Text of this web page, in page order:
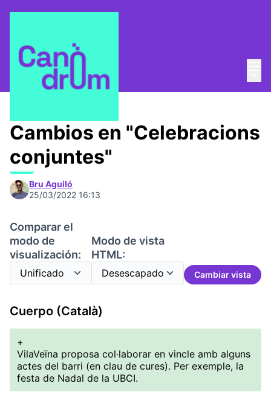
Mesa Comunitaria
💡 Repensemos la Mesa Comunitaria
Cambios en "Celebracions
conjuntes"
Bru Aguiló
25/03/2022 16:13
Comparar el
modo de
visualización:
Modo de vista
HTML:
Cambiar vista
Cuerpo (Català)
+
VilaVeïna proposa col·laborar en vincle amb alguns
actes del barri (en clau de cures). Per exemple, la
festa de Nadal de la UBCI.